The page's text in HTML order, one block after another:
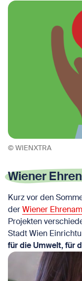
Wiener
Kurz vor den
derWiener
Projekten
Stadt Wien
für die Umwelt, für
© WIENXTRA